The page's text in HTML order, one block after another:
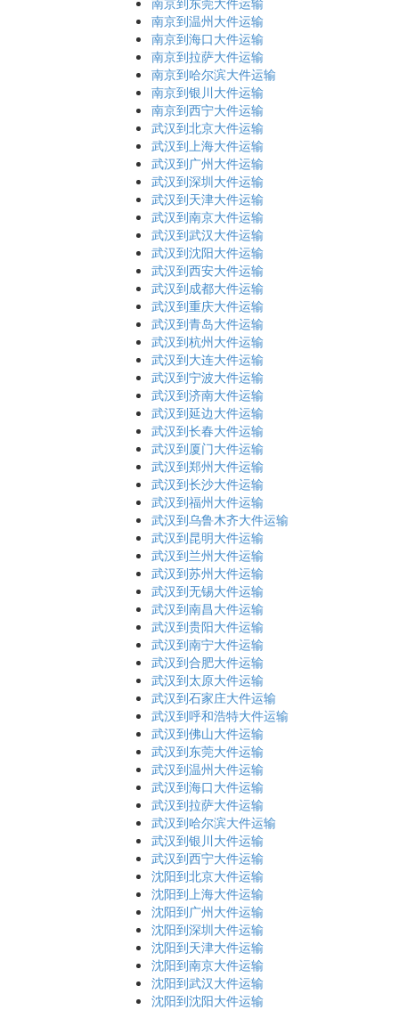
南京到温州大件运输
南京到海口大件运输
南京到拉萨大件运输
南京到哈尔滨大件运输
南京到银川大件运输
南京到西宁大件运输
武汉到北京大件运输
武汉到上海大件运输
武汉到广州大件运输
武汉到深圳大件运输
武汉到天津大件运输
武汉到南京大件运输
武汉到武汉大件运输
武汉到沈阳大件运输
武汉到西安大件运输
武汉到成都大件运输
武汉到重庆大件运输
武汉到青岛大件运输
武汉到杭州大件运输
武汉到大连大件运输
武汉到宁波大件运输
武汉到济南大件运输
武汉到延边大件运输
武汉到长春大件运输
武汉到厦门大件运输
武汉到郑州大件运输
武汉到长沙大件运输
武汉到福州大件运输
武汉到乌鲁木齐大件运输
武汉到昆明大件运输
武汉到兰州大件运输
武汉到苏州大件运输
武汉到无锡大件运输
武汉到南昌大件运输
武汉到贵阳大件运输
武汉到南宁大件运输
武汉到合肥大件运输
武汉到太原大件运输
武汉到石家庄大件运输
武汉到呼和浩特大件运输
武汉到佛山大件运输
武汉到东莞大件运输
武汉到温州大件运输
武汉到海口大件运输
武汉到拉萨大件运输
武汉到哈尔滨大件运输
武汉到银川大件运输
武汉到西宁大件运输
沈阳到北京大件运输
沈阳到上海大件运输
沈阳到广州大件运输
沈阳到深圳大件运输
沈阳到天津大件运输
沈阳到南京大件运输
沈阳到武汉大件运输
沈阳到沈阳大件运输